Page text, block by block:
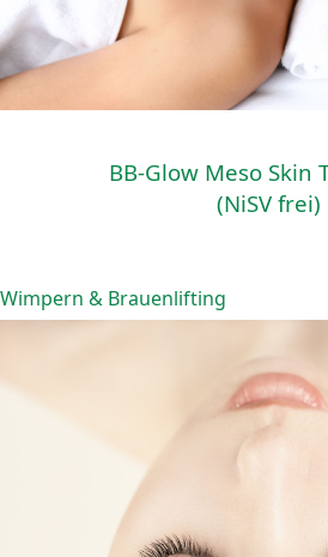
BB-Glow Meso Skin
(NiSV frei)
Wimpern & Brauenlifting